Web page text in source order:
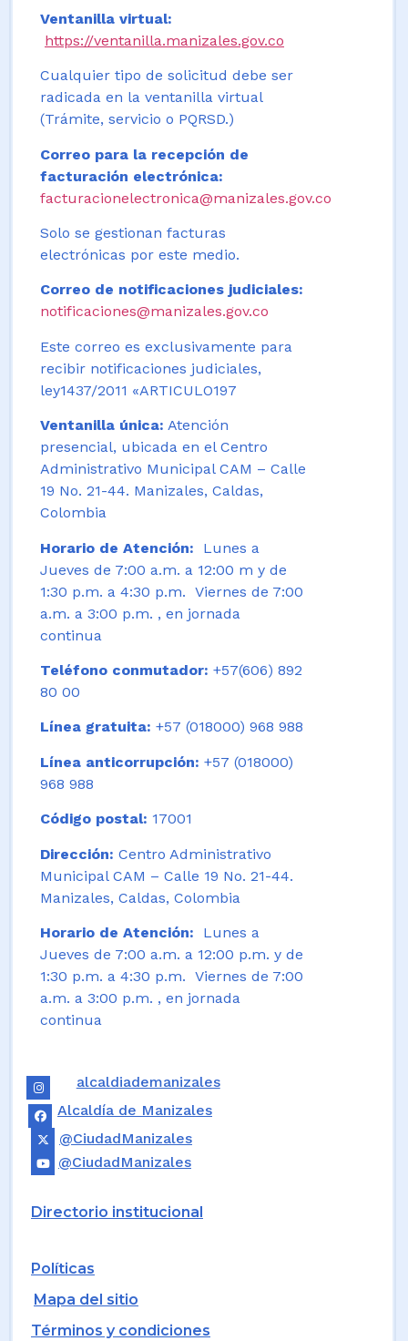
Ventanilla virtual:
https://ventanilla.manizales.gov.co
Cualquier tipo de solicitud debe ser
radicada en la ventanilla virtual
(Trámite, servicio o PQRSD.)
Correo para la recepción de
facturación electrónica:
facturacionelectronica@manizales.gov.co
Solo se gestionan facturas
electrónicas por este medio.
Correo de notificaciones judiciales:
notificaciones@manizales.gov.co
Este correo es exclusivamente para
recibir notificaciones judiciales,
ley1437/2011 «ARTICULO197
Ventanilla única: Atención
presencial, ubicada en el Centro
Administrativo Municipal CAM – Calle
19 No. 21-44. Manizales, Caldas,
Colombia
Horario de Atención:
Lunes a
Jueves de 7:00 a.m. a 12:00 m y de
1:30 p.m. a 4:30 p.m. Viernes de 7:00
a.m. a 3:00 p.m. , en jornada
continua
Teléfono conmutador: +57(606) 892
80 00
Línea gratuita: +57 (018000) 968 988
Línea anticorrupción: +57 (018000)
968 988
Código postal: 17001
Dirección: Centro Administrativo
Municipal CAM – Calle 19 No. 21-44.
Manizales, Caldas, Colombia
Horario de Atención: Lunes a
Jueves de 7:00 a.m. a 12:00 p.m. y de
1:30 p.m. a 4:30 p.m. Viernes de 7:00
a.m. a 3:00 p.m. , en jornada
continua
alcaldiademanizales
Alcaldía de Manizales
@CiudadManizales
@CiudadManizales
Directorio institucional
Políticas
Mapa del sitio
Términos y condiciones